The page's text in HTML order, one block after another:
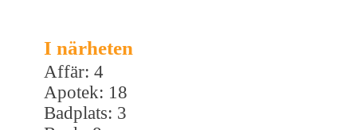
I närheten
Affär: 4
Apotek: 18
Badplats: 3